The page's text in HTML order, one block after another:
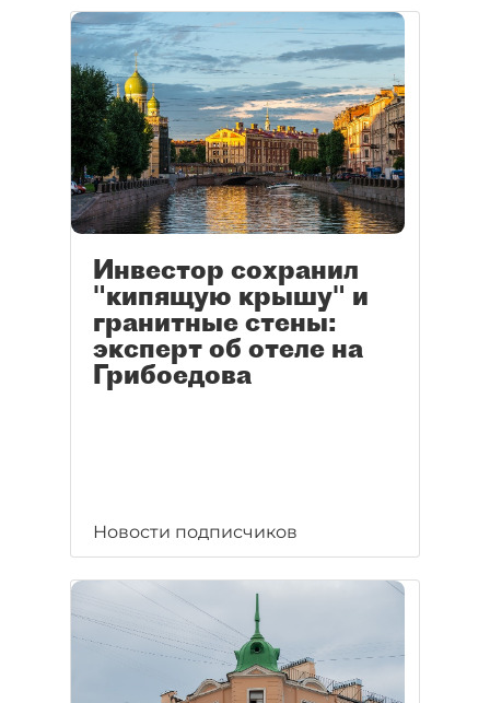
Инвестор сохранил
"кипящую крышу" и
гранитные стены:
эксперт об отеле на
Грибоедова
Новости подписчиков